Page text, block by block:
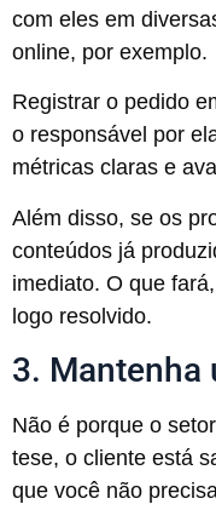
com eles em
online, por exemplo.
Registrar o pedido
o responsável por
métricas claras e
Além disso, se os
conteúdos já
imediato. O que
logo resolvido.
3. Mantenha
Não é porque o
tese, o cliente está
que você não